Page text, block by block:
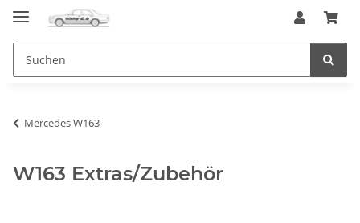
Mercedes W163
W163 Extras/Zubehör